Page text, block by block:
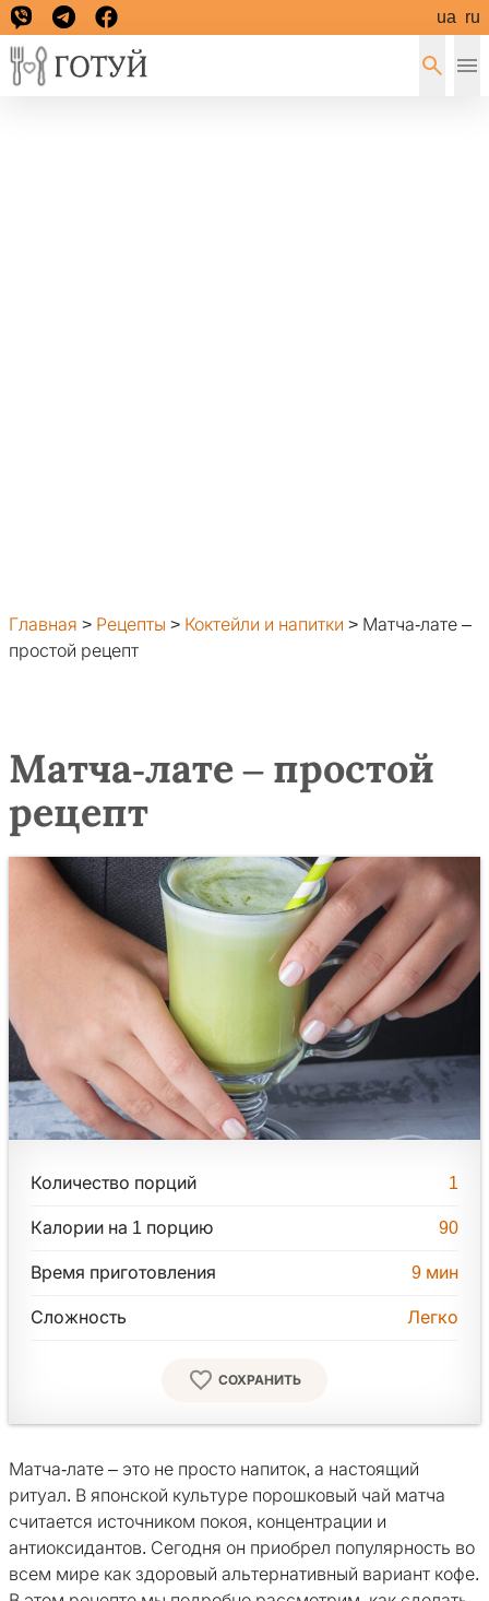
ua ru
Главная > Рецепты > Коктейли и напитки > Матча-лате –
простой рецепт
Матча-лате – простой
рецепт
Количество порций 1
Калории на 1 порцию 90
Время приготовления 9 мин
Сложность Легко
СОХРАНИТЬ
Матча-лате – это не просто напиток, а настоящий
ритуал. В японской культуре порошковый чай матча
считается источником покоя, концентрации и
антиоксидантов. Сегодня он приобрел популярность во
всем мире как здоровый альтернативный вариант кофе.